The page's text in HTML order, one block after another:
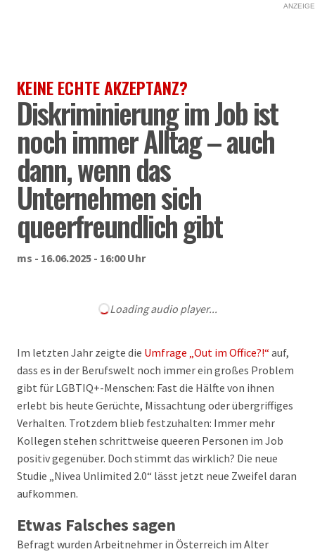
ANZEIGE
KEINE ECHTE AKZEPTANZ?
Diskriminierung im Job ist
noch immer Alltag – auch
dann, wenn das
Unternehmen sich
queerfreundlich gibt
ms - 16.06.2025 - 16:00 Uhr
Loading audio player...
Im letzten Jahr zeigte die Umfrage „Out im Office?!“ auf,
dass es in der Berufswelt noch immer ein großes Problem
gibt für LGBTIQ+-Menschen: Fast die Hälfte von ihnen
erlebt bis heute Gerüchte, Missachtung oder übergriffiges
Verhalten. Trotzdem blieb festzuhalten: Immer mehr
Kollegen stehen schrittweise queeren Personen im Job
positiv gegenüber. Doch stimmt das wirklich? Die neue
Studie „Nivea Unlimited 2.0“ lässt jetzt neue Zweifel daran
aufkommen.
Etwas Falsches sagen
Befragt wurden Arbeitnehmer in Österreich im Alter